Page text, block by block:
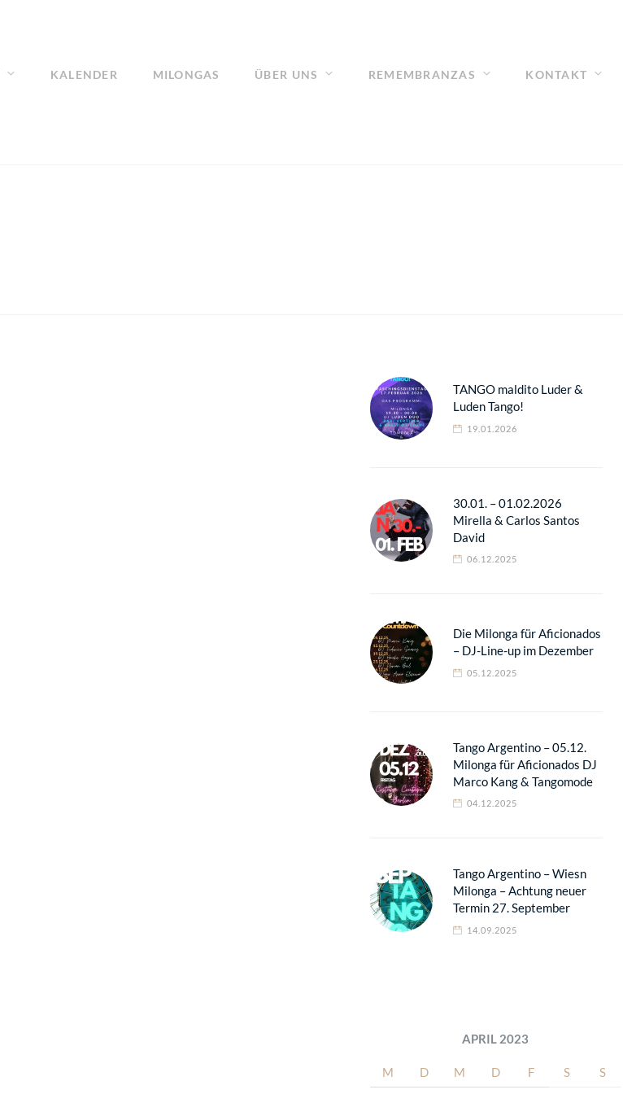
KALENDER MILONGAS ÜBER UNS REMEMBRANZAS KONTAKT
TANGO maldito Luder &
Luden Tango!
19.01.2026
30.01. – 01.02.2026
Mirella & Carlos Santos
David
06.12.2025
Die Milonga für Aficionados
– DJ-Line-up im Dezember
05.12.2025
Tango Argentino – 05.12.
Milonga für Aficionados DJ
Marco Kang & Tangomode
04.12.2025
Tango Argentino – Wiesn
Milonga – Achtung neuer
Termin 27. September
14.09.2025
APRIL 2023
M D M D F S S